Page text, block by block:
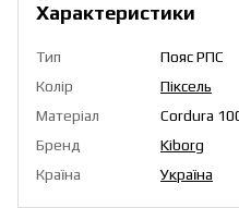
Характеристики
Тип
Пояс РПС
Колір
Піксель
Матеріал
Cordura
Бренд
Kiborg
Країна
Україна